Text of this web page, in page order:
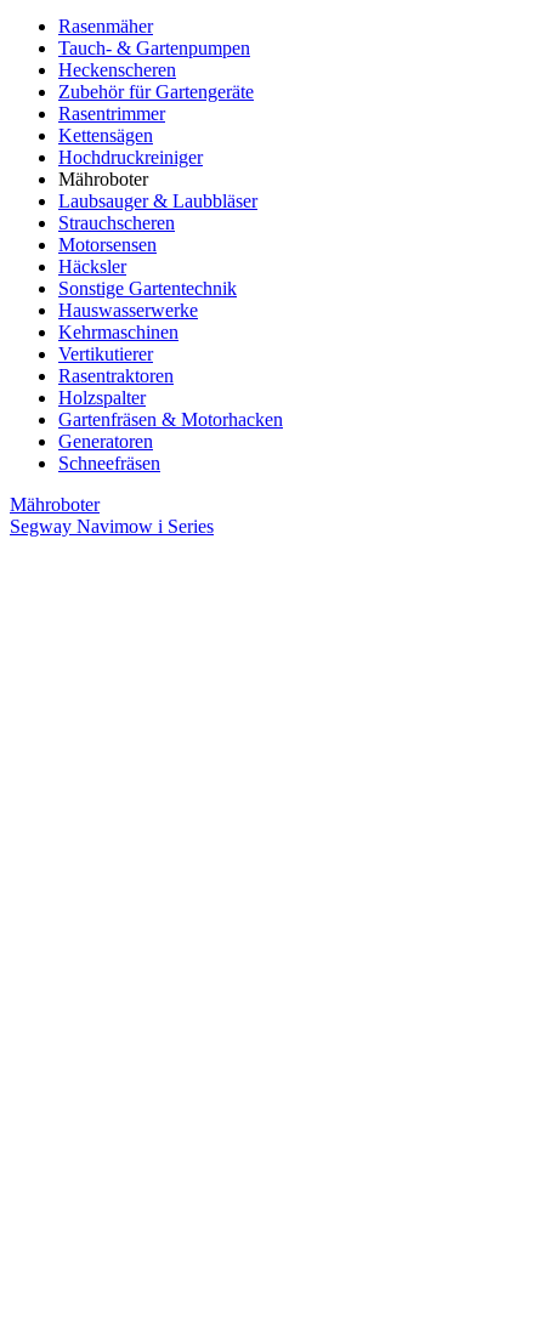
Rasenmäher
Tauch- & Gartenpumpen
Heckenscheren
Zubehör für Gartengeräte
Rasentrimmer
Kettensägen
Hochdruckreiniger
Mähroboter
Laubsauger & Laubbläser
Strauchscheren
Motorsensen
Häcksler
Sonstige Gartentechnik
Hauswasserwerke
Kehrmaschinen
Vertikutierer
Rasentraktoren
Holzspalter
Gartenfräsen & Motorhacken
Generatoren
Schneefräsen
Mähroboter
Segway Navimow i Series